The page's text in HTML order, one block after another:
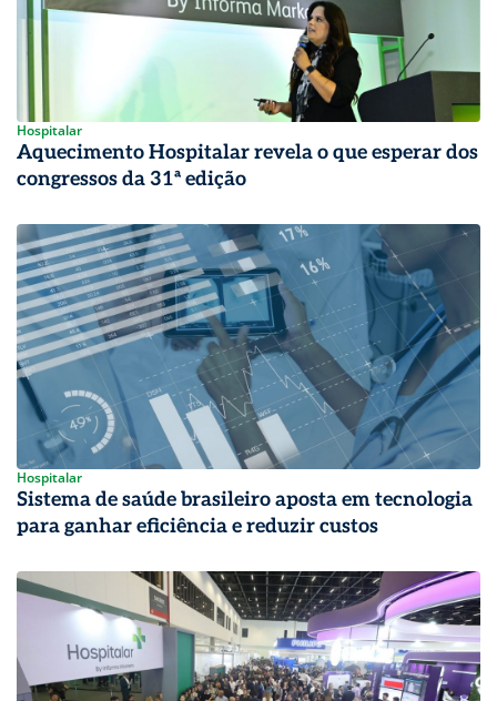
Hospitalar
Aquecimento Hospitalar revela o que esperar dos
congressos da 31ª edição
Hospitalar
Sistema de saúde brasileiro aposta em tecnologia
para ganhar eficiência e reduzir custos